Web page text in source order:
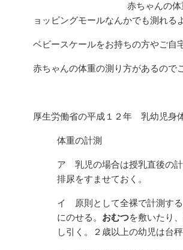
赤ちゃんの
ョッピングモールなんかでも測れる
ベビースケールをお持ちの方やご自
赤ちゃんの体重の測り方があるので
厚生労働省の平成１２年 乳幼児身
体重の計測
ア 乳児の場合は授乳直後の計
排尿をすませておく。
イ 原則として全裸で計測す
にのせる。 おむつを敷いたり
し引く。２歳以上の幼児は台